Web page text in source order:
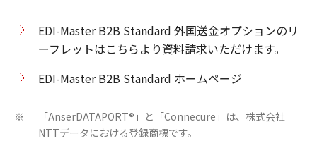
EDI-Master B2B Standard 外国送金オプションのリ
ーフレットはこちらより資料請求いただけます。
EDI-Master B2B Standard ホームページ
※
「AnserDATAPORT®」と「Connecure」は、株式会社
NTTデータにおける登録商標です。